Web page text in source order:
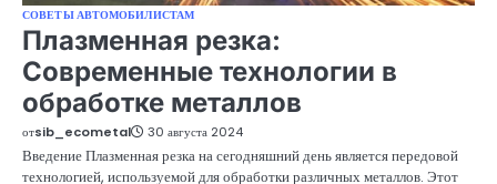
СОВЕТЫ АВТОМОБИЛИСТАМ
Плазменная резка:
Современные технологии в
обработке металлов
отsib_ecometal 30 августа 2024
Введение Плазменная резка на сегодняшний день является передовой
технологией, используемой для обработки различных металлов. Этот